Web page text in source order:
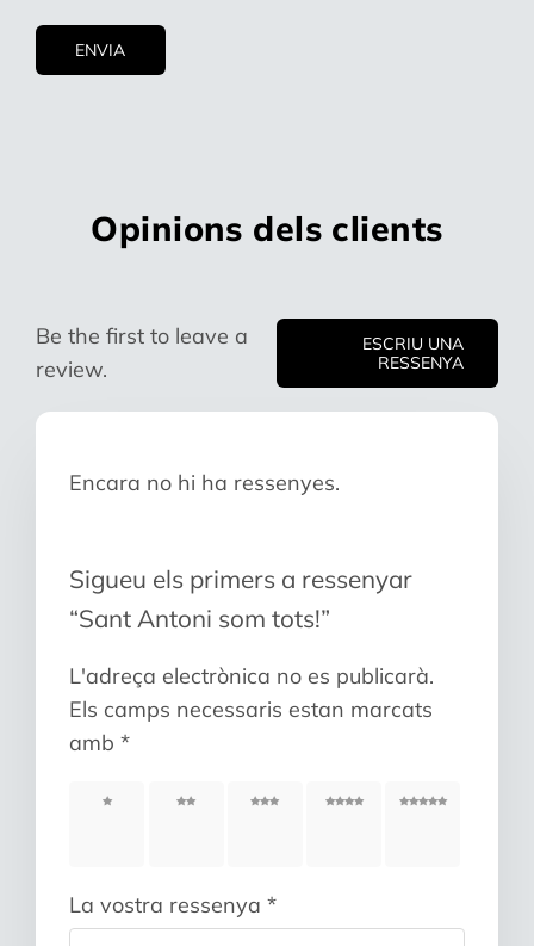
Opinions dels clients
Be the first to leave a
review.
ESCRIU UNA
RESSENYA
Encara no hi ha ressenyes.
Sigueu els primers a ressenyar
“Sant Antoni som tots!”
L'adreça electrònica no es publicarà.
Els camps necessaris estan marcats
amb*
1 de 2 de 3 de 4 de 5 de
La vostra ressenya*